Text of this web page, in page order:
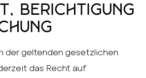
Berichtigung
der geltenden gesetzlichen
das Recht auf